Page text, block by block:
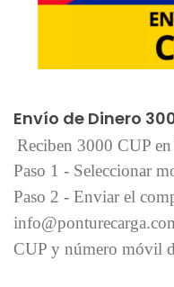
Envío de Dinero
Reciben 3000 CUP en
Paso 1 - Seleccionar
Paso 2 - Enviar el
CUP y número móvil